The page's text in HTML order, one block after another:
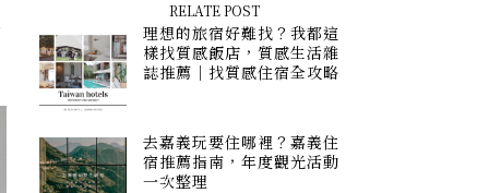
RELATE POST
理想的旅宿好難找？我都這
樣找質感飯店，質感生活雜
誌推薦｜找質感住宿全攻略
去嘉義玩要住哪裡？嘉義住
宿推薦指南，年度觀光活動
一次整理